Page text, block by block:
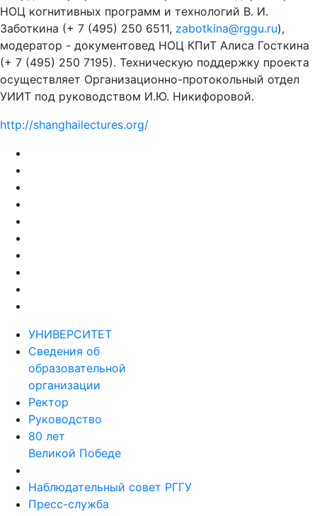
НОЦ когнитивных программ и технологий В. И.
Заботкина (+ 7 (495) 250 6511, zabotkina@rggu.ru),
модератор - документовед НОЦ КПиТ Алиса Госткина
(+ 7 (495) 250 7195). Техническую поддержку проекта
осуществляет Организационно-протокольный отдел
УИИТ под руководством И.Ю. Никифоровой.
http://shanghailectures.org/
УНИВЕРСИТЕТ
Сведения об
образовательной
организации
Ректор
Руководство
80 лет
Великой Победе
Наблюдательный совет РГГУ
Пресс-служба